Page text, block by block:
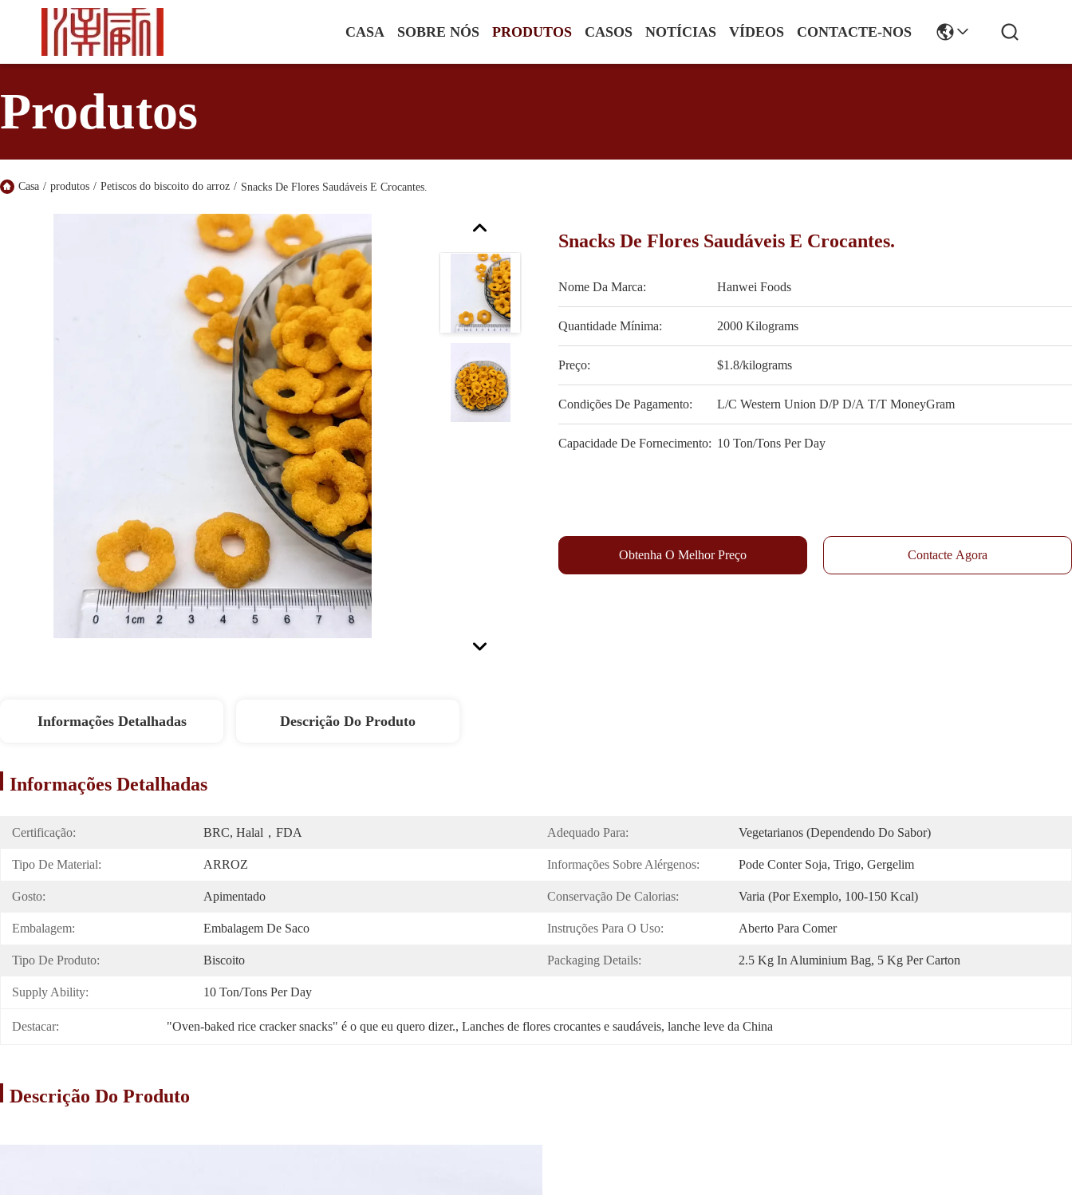
CASA SOBRE NÓS PRODUTOS CASOS NOTÍCIAS VÍDEOS CONTACTE-NOS
Produtos
Casa / produtos / Petiscos do biscoito do arroz / Snacks De Flores Saudáveis E Crocantes.
Snacks De Flores Saudáveis E Crocantes.
Nome Da Marca: Hanwei Foods
Quantidade Mínima: 2000 Kilograms
Preço: $1.8/kilograms
Condições De Pagamento: L/C Western Union D/P D/A T/T MoneyGram
Capacidade De Fornecimento: 10 Ton/Tons Per Day
Obtenha O Melhor Preço Contacte Agora
Informações Detalhadas Descrição Do Produto
Informações Detalhadas
Certificação: BRC, Halal，FDA Adequado Para: Vegetarianos (dependendo Do Sabor)
Tipo De Material: ARROZ Informações Sobre Alérgenos: Pode Conter Soja, Trigo, Gergelim
Gosto: Apimentado Conservação De Calorias: Varia (por Exemplo, 100-150 Kcal)
Embalagem: Embalagem De Saco Instruções Para O Uso: Aberto Para Comer
Tipo De Produto: Biscoito Packaging Details: 2.5 Kg In Aluminium Bag, 5 Kg Per Carton
Supply Ability: 10 Ton/Tons Per Day
Destacar: "Oven-baked rice cracker snacks" é o que eu quero dizer., Lanches de flores crocantes e saudáveis, lanche leve da China
Descrição Do Produto